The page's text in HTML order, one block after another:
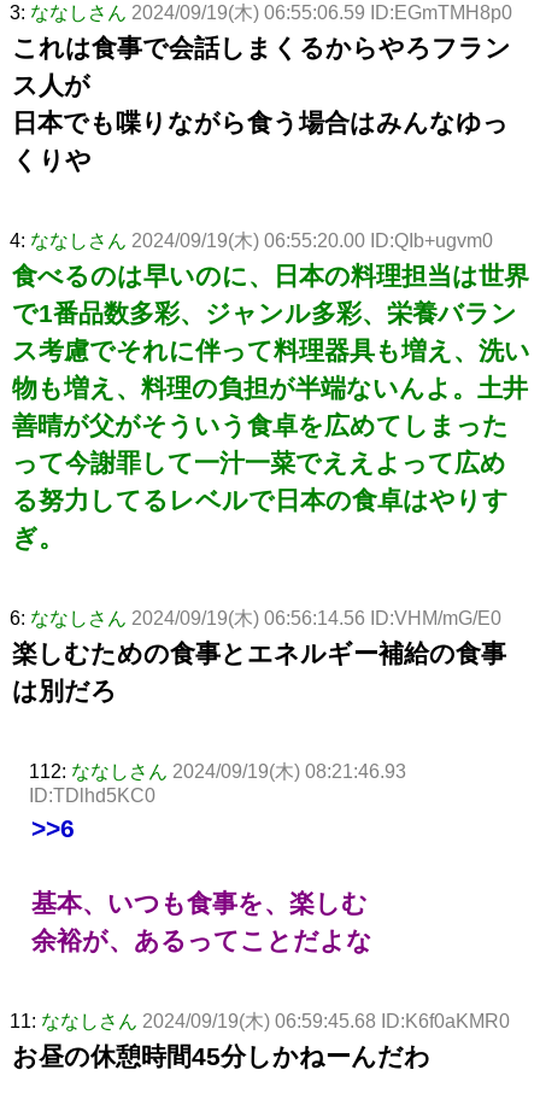
3: ななしさん 2024/09/19(木) 06:55:06.59 ID:EGmTMH8p0
これは食事で会話しまくるからやろフラン
ス人が
日本でも喋りながら食う場合はみんなゆっ
くりや
4: ななしさん 2024/09/19(木) 06:55:20.00 ID:QIb+ugvm0
食べるのは早いのに、日本の料理担当は世界
で1番品数多彩、ジャンル多彩、栄養バラン
ス考慮でそれに伴って料理器具も増え、洗い
物も増え、料理の負担が半端ないんよ。土井
善晴が父がそういう食卓を広めてしまった
って今謝罪して一汁一菜でええよって広め
る努力してるレベルで日本の食卓はやりす
ぎ。
6: ななしさん 2024/09/19(木) 06:56:14.56 ID:VHM/mG/E0
楽しむための食事とエネルギー補給の食事
は別だろ
112: ななしさん 2024/09/19(木) 08:21:46.93
ID:TDlhd5KC0
>>6
基本、いつも食事を、楽しむ
余裕が、あるってことだよな
11: ななしさん 2024/09/19(木) 06:59:45.68 ID:K6f0aKMR0
お昼の休憩時間45分しかねーんだわ